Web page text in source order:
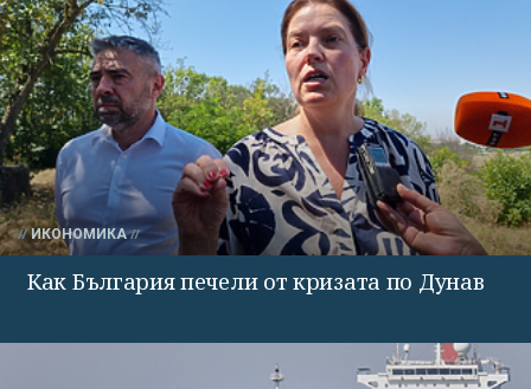
ИКОНОМИКА
Как България печели от кризата по Дунав